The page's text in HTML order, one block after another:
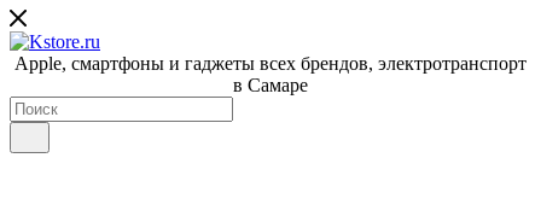
Apple, cмартфоны и гаджеты всех брендов, электротранспорт
в Самаре